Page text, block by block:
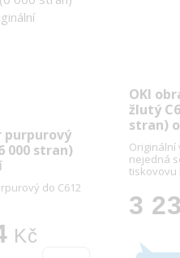
purpurový
000 stran)
do C612
Kč
OKI
žlutý
stran)
Originální
nejedná
tiskovovu
3